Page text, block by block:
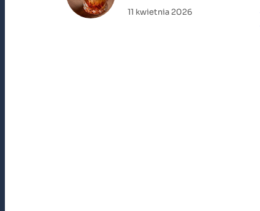
zrobić
11 kwietnia 2026